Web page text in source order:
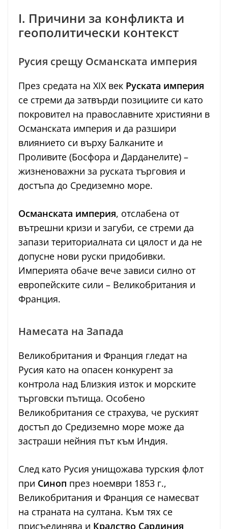
I. Причини за конфликта и
геополитически контекст
Русия срещу Османската империя
През средата на XIX век Руската империя
се стреми да затвърди позициите си като
покровител на православните християни в
Османската империя и да разшири
влиянието си върху Балканите и
Проливите (Босфора и Дарданелите) –
жизненоважни за руската търговия и
достъпа до Средиземно море.
Османската империя, отслабена от
вътрешни кризи и загуби, се стреми да
запази териториалната си цялост и да не
допусне нови руски придобивки.
Империята обаче вече зависи силно от
европейските сили – Великобритания и
Франция.
Намесата на Запада
Великобритания и Франция гледат на
Русия като на опасен конкурент за
контрола над Близкия изток и морските
търговски пътища. Особено
Великобритания се страхува, че руският
достъп до Средиземно море може да
застраши нейния път към Индия.
След като Русия унищожава турския флот
при Синоп през ноември 1853 г.,
Великобритания и Франция се намесват
на страната на султана. Към тях се
присъединява и Кралство Сардиния